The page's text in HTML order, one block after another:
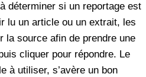
déterminer si un reportage est
lu un article ou un extrait, les
la source afin de prendre une
cliquer pour répondre. Le
à utiliser, s’avère un bon